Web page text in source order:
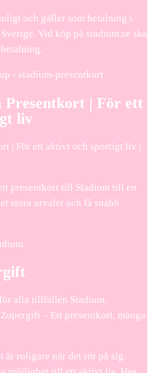
och gäller som betalning i
Vid köp på stadium.se ska
› stadium-presentkort
Presentkort | För ett
liv
| För ett aktivt och sportigt liv |
presentkort till Stadium till en
stora urvalet och få snabb
alla tillfällen Stadium,
– Ett presentkort, många
är roligare när det rör på sig.